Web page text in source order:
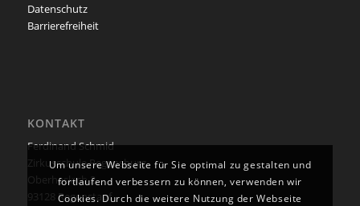
Datenschutz
Barrierefreiheit
KONTAKT
Ferdinand Schmid
Zirkusschule Regensburg
Oberhaslach 2
93128 Regenstauf
Um unsere Webseite für Sie optimal zu gestalten und
fortlaufend verbessern zu können, verwenden wir
Cookies. Durch die weitere Nutzung der Webseite